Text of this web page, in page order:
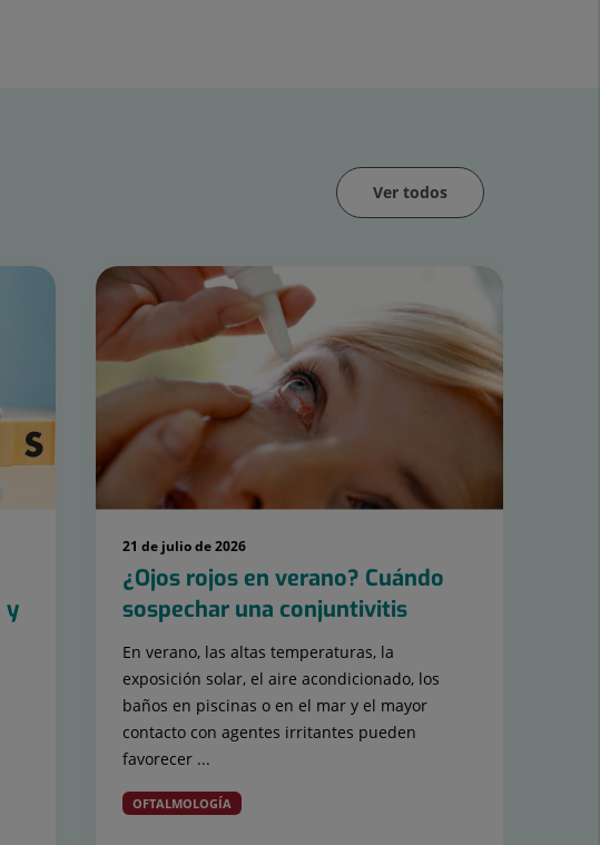
y
21 de julio de 2026
¿Ojos rojos en verano? Cuándo
sospechar una conjuntivitis
En verano, las altas temperaturas, la
exposición solar, el aire acondicionado, los
baños en piscinas o en el mar y el mayor
contacto con agentes irritantes pueden
favorecer ...
OFTALMOLOGÍA
Ver todos